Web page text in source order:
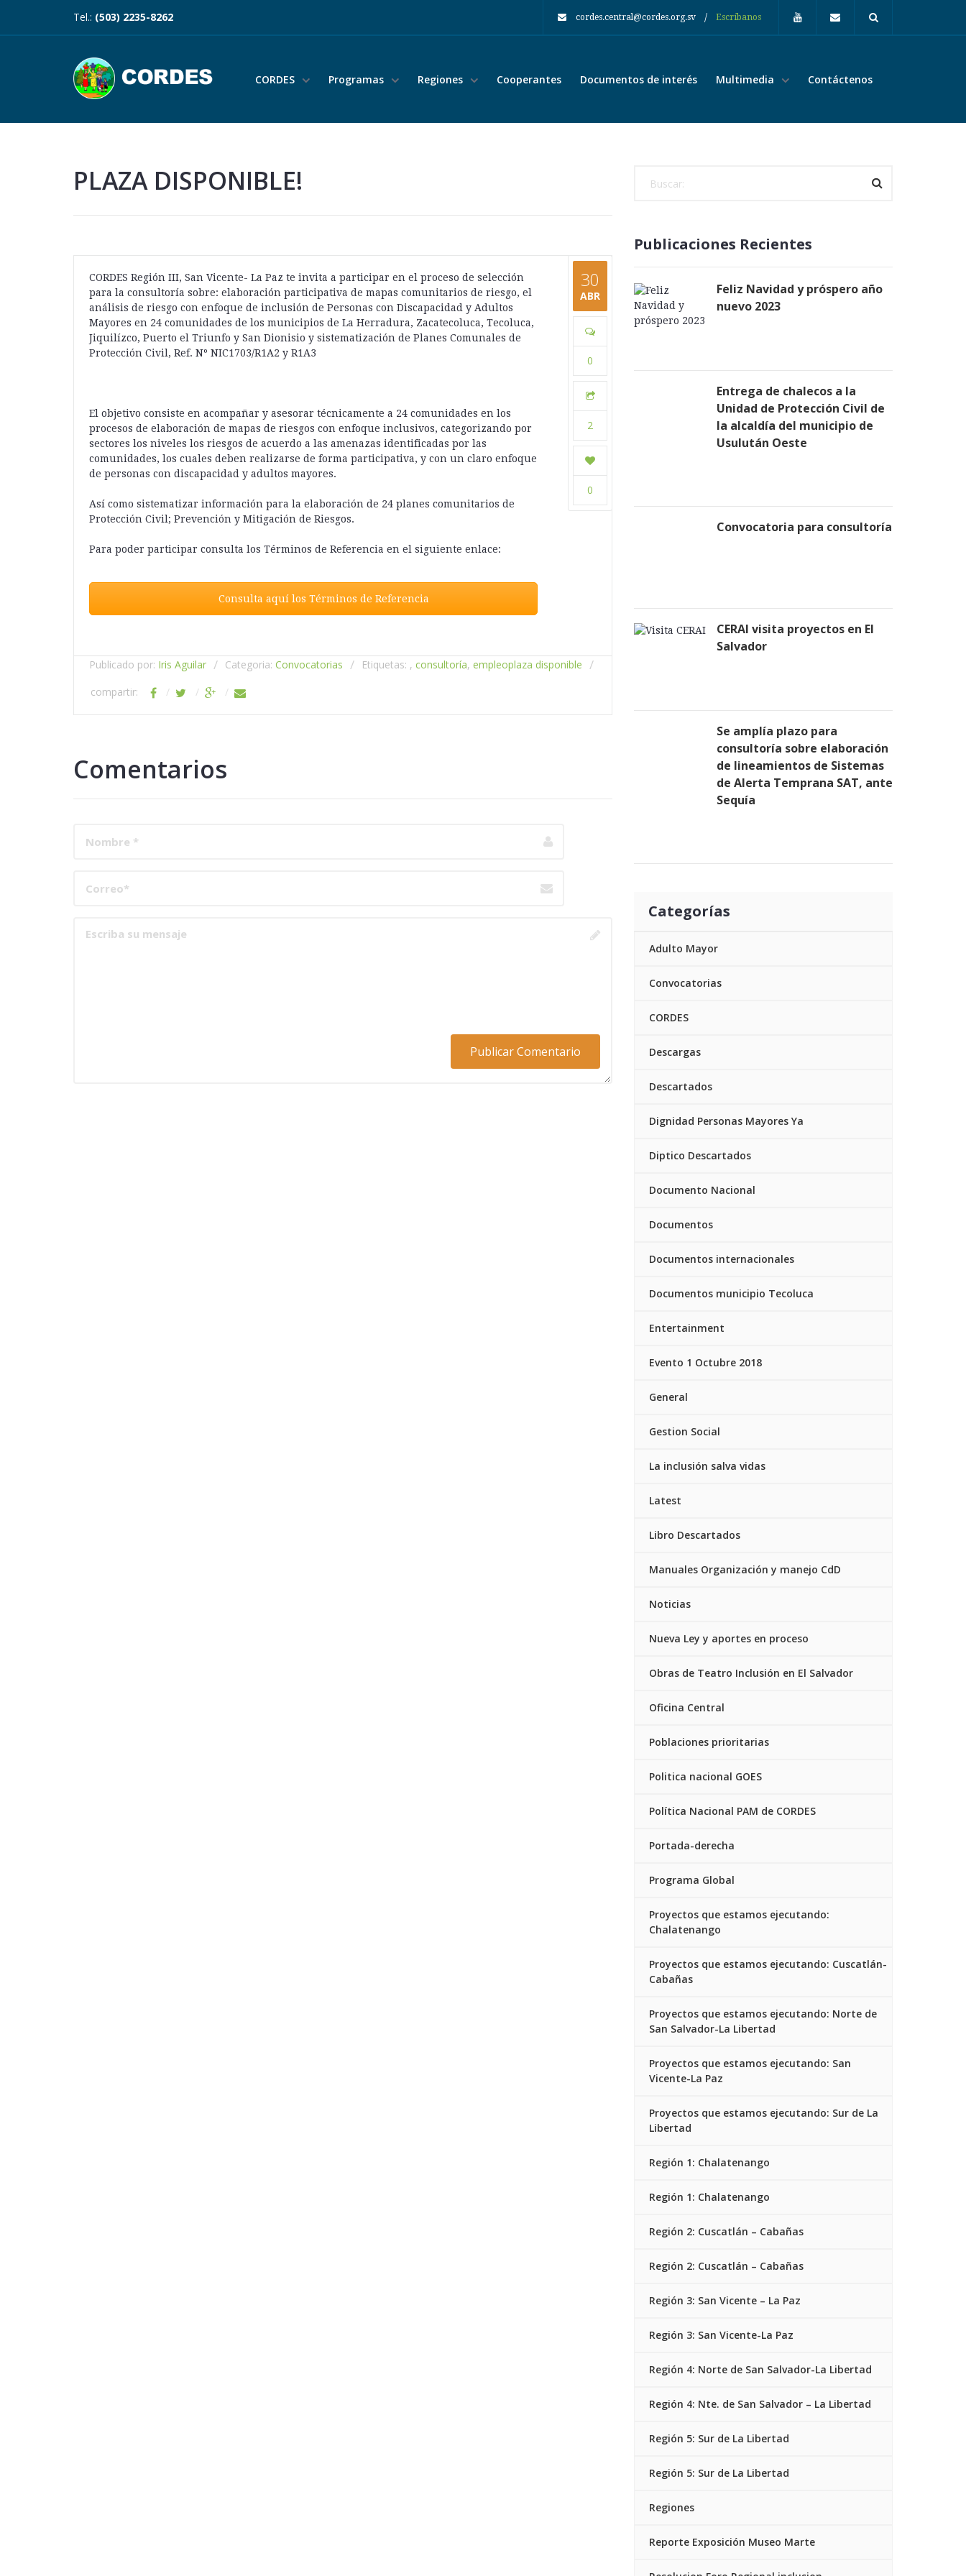
Tel.: (503) 2235-8262 cordes.central@cordes.org.sv / Escríbanos
CORDES Programas Regiones Cooperantes Documentos de interés Multimedia Contáctenos
PLAZA DISPONIBLE!
30
ABR
0
2
0
CORDES Región III, San Vicente- La Paz te invita a participar en el proceso de selección
para la consultoría sobre: elaboración participativa de mapas comunitarios de riesgo, el
análisis de riesgo con enfoque de inclusión de Personas con Discapacidad y Adultos
Mayores en 24 comunidades de los municipios de La Herradura, Zacatecoluca, Tecoluca,
Jiquilízco, Puerto el Triunfo y San Dionisio y sistematización de Planes Comunales de
Protección Civil, Ref. Nº NIC1703/R1A2 y R1A3
El objetivo consiste en acompañar y asesorar técnicamente a 24 comunidades en los
procesos de elaboración de mapas de riesgos con enfoque inclusivos, categorizando por
sectores los niveles los riesgos de acuerdo a las amenazas identificadas por las
comunidades, los cuales deben realizarse de forma participativa, y con un claro enfoque
de personas con discapacidad y adultos mayores.
Así como sistematizar información para la elaboración de 24 planes comunitarios de
Protección Civil; Prevención y Mitigación de Riesgos.
Para poder participar consulta los Términos de Referencia en el siguiente enlace:
Consulta aquí los Términos de Referencia
Publicado por: Iris Aguilar Categoria: Convocatorias Etiquetas: , consultoría, empleoplaza disponible
compartir:
Comentarios
Publicaciones Recientes
Feliz Navidad y próspero año
nuevo 2023
compartir:
Entrega de chalecos a la
Unidad de Protección Civil de
la alcaldía del municipio de
Usulután Oeste
Convocatoria para consultoría
compartir:
CERAI visita proyectos en El
Salvador
compartir:
Se amplía plazo para
consultoría sobre elaboración
de lineamientos de Sistemas
de Alerta Temprana SAT, ante
Sequía
Categorías
Adulto Mayor
Convocatorias
CORDES
Descargas
Descartados
Dignidad Personas Mayores Ya
Diptico Descartados
Documento Nacional
Documentos
Documentos internacionales
Documentos municipio Tecoluca
Entertainment
Evento 1 Octubre 2018
General
Gestion Social
La inclusión salva vidas
Latest
Libro Descartados
Manuales Organización y manejo CdD
Noticias
Nueva Ley y aportes en proceso
Obras de Teatro Inclusión en El Salvador
Oficina Central
Poblaciones prioritarias
Politica nacional GOES
Política Nacional PAM de CORDES
Portada-derecha
Programa Global
Proyectos que estamos ejecutando:
Chalatenango
Proyectos que estamos ejecutando: Cuscatlán-
Cabañas
Proyectos que estamos ejecutando: Norte de
San Salvador-La Libertad
Proyectos que estamos ejecutando: San
Vicente-La Paz
Proyectos que estamos ejecutando: Sur de La
Libertad
Región 1: Chalatenango
Región 1: Chalatenango
Región 2: Cuscatlán – Cabañas
Región 2: Cuscatlán – Cabañas
Región 3: San Vicente – La Paz
Región 3: San Vicente-La Paz
Región 4: Norte de San Salvador-La Libertad
Región 4: Nte. de San Salvador – La Libertad
Región 5: Sur de La Libertad
Región 5: Sur de La Libertad
Regiones
Reporte Exposición Museo Marte